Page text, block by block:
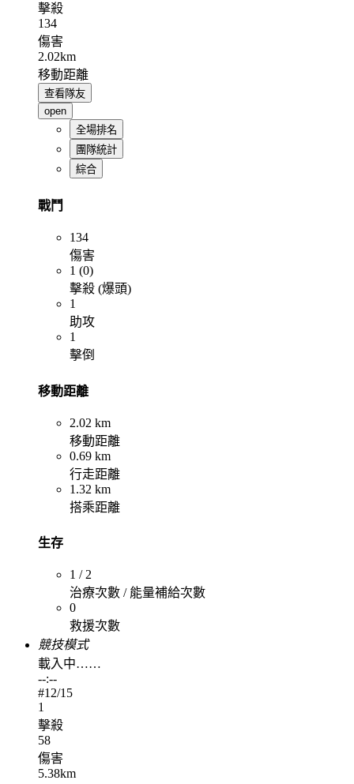
擊殺
134
傷害
2.02km
移動距離
查看隊友
open
全場排名
團隊統計
綜合
戰鬥
134
傷害
1 (0)
擊殺 (爆頭)
1
助攻
1
擊倒
移動距離
2.02 km
移動距離
0.69 km
行走距離
1.32 km
搭乘距離
生存
1 / 2
治療次數 / 能量補給次數
0
救援次數
競技模式
載入中……
--:--
#12/15
1
擊殺
58
傷害
5.38km